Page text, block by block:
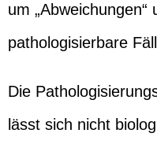
um „Abweichungen“
pathologisierbare
Die
lässt sich nicht